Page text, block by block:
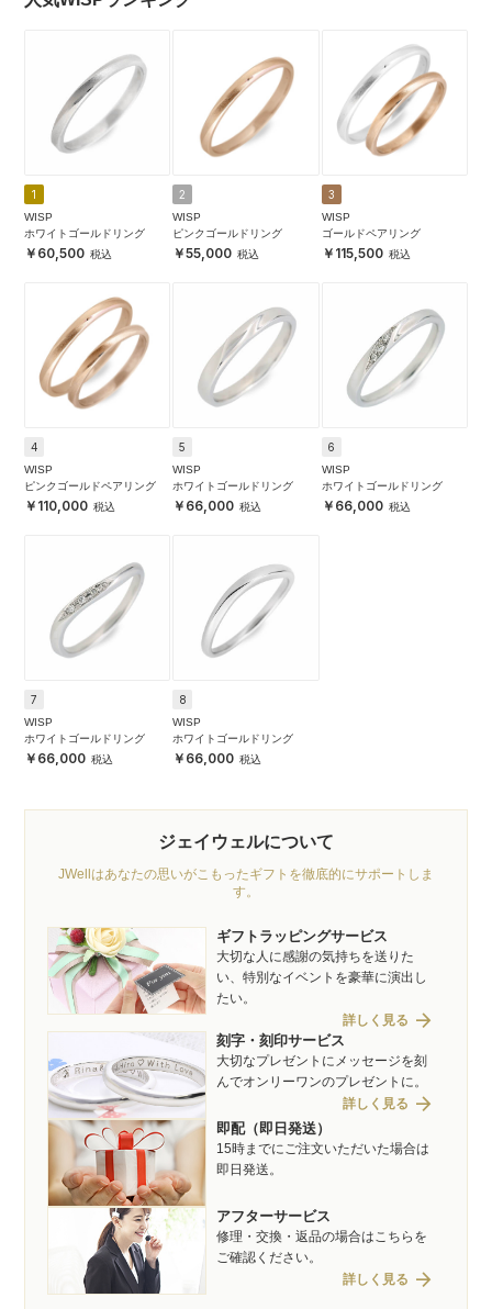
1
WISP
ホワイトゴールドリング
60,500
2
WISP
ピンクゴールドリング
55,000
3
WISP
ゴールドペアリング
115,500
4
WISP
ピンクゴールドペアリング
110,000
5
WISP
ホワイトゴールドリング
66,000
6
WISP
ホワイトゴールドリング
66,000
7
WISP
ホワイトゴールドリング
66,000
8
WISP
ホワイトゴールドリング
66,000
ジェイウェルについて
JWellはあなたの思いがこもったギフトを徹底的にサポートしま
す。
ギフトラッピングサービス
大切な人に感謝の気持ちを送りた
い、特別なイベントを豪華に演出し
たい。
詳しく見る arrow_forward
刻字・刻印サービス
大切なプレゼントにメッセージを刻
んでオンリーワンのプレゼントに。
詳しく見る arrow_forward
即配（即日発送）
15時までにご注文いただいた場合は
即日発送。
アフターサービス
修理・交換・返品の場合はこちらを
ご確認ください。
詳しく見る arrow_forward